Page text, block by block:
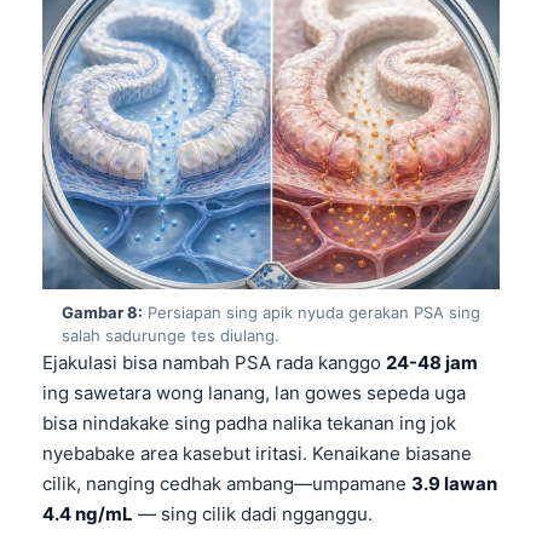
Gambar 8: Persiapan sing apik nyuda gerakan PSA sing
salah sadurunge tes diulang.
Ejakulasi bisa nambah PSA rada kanggo 24-48 jam
ing sawetara wong lanang, lan gowes sepeda uga
bisa nindakake sing padha nalika tekanan ing jok
nyebabake area kasebut iritasi. Kenaikane biasane
cilik, nanging cedhak ambang—umpamane 3.9 lawan
4.4 ng/mL — sing cilik dadi ngganggu.
हिन्दी
Bahasa Indonesia
Հայերեն
Íslenska
Српски језик
Svenska
Bosanski
Azərbaycan dili
Eesti
日本語
Čeština
ქართული
Русский